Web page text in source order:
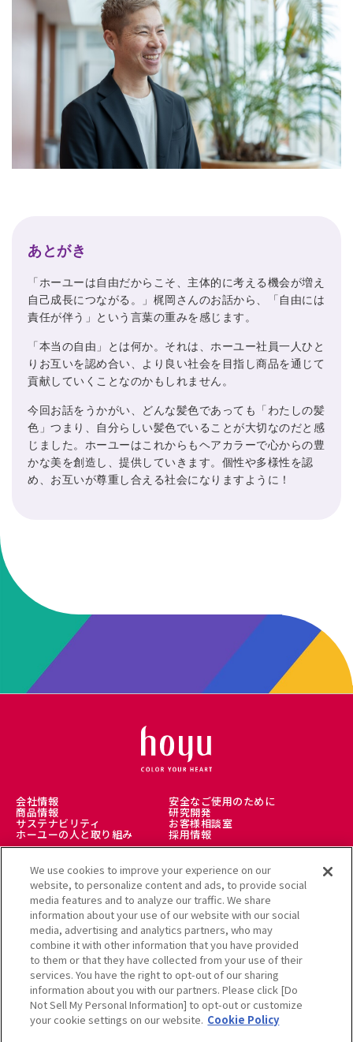
あとがき
「ホーユーは自由だからこそ、主体的に考える機会が増え
自己成長につながる。」梶岡さんのお話から、「自由には
責任が伴う」という言葉の重みを感じます。
「本当の自由」とは何か。それは、ホーユー社員一人ひと
りお互いを認め合い、より良い社会を目指し商品を通じて
貢献していくことなのかもしれません。
今回お話をうかがい、どんな髪色であっても「わたしの髪
色」つまり、自分らしい髪色でいることが大切なのだと感
じました。ホーユーはこれからもヘアカラーで心からの豊
かな美を創造し、提供していきます。個性や多様性を認
め、お互いが尊重し合える社会になりますように！
会社情報 安全なご使用のために
商品情報 研究開発
サステナビリティ お客様相談室
ホーユーの人と取り組み 採用情報
理美容師様向け
美髪情報サイト LICOLO
ヘアカラーミュージアム
アレルギー受託解析サービス
公式通販サイト
利用規約
クッキーポリシー
個人情報保護方針
ソーシャルメディアポリシー
サイトマップ
We use cookies to improve your experience on our
website, to personalize content and ads, to provide social
media features and to analyze our traffic. We share
information about your use of our website with our social
media, advertising and analytics partners, who may
combine it with other information that you have provided
to them or that they have collected from your use of their
services. You have the right to opt-out of our sharing
information about you with our partners. Please click [Do
Not Sell My Personal Information] to opt-out or customize
your cookie settings on our website. Cookie Policy